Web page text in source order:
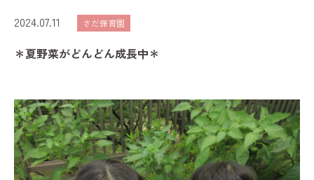
2024.07.11 さだ保育園
＊夏野菜がどんどん成長中＊